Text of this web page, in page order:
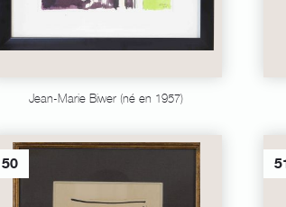
Jean-Marie Biwer (né en 1957)
50